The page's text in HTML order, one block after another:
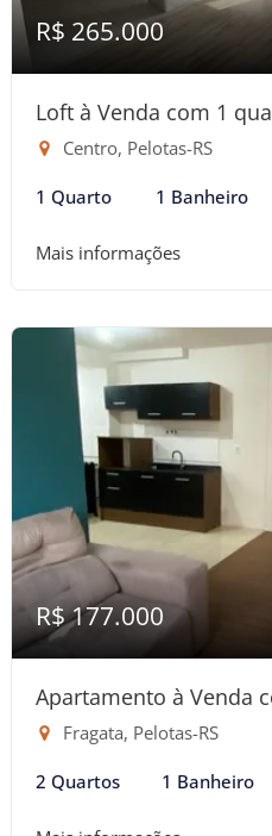
R$ 265.000
Loft à Venda com 1
Centro, Pelotas-RS
1 Quarto 1 Banheiro
Mais informações
R$ 177.000
Apartamento à Venda
Fragata, Pelotas-RS
2 Quartos 1 Banheiro